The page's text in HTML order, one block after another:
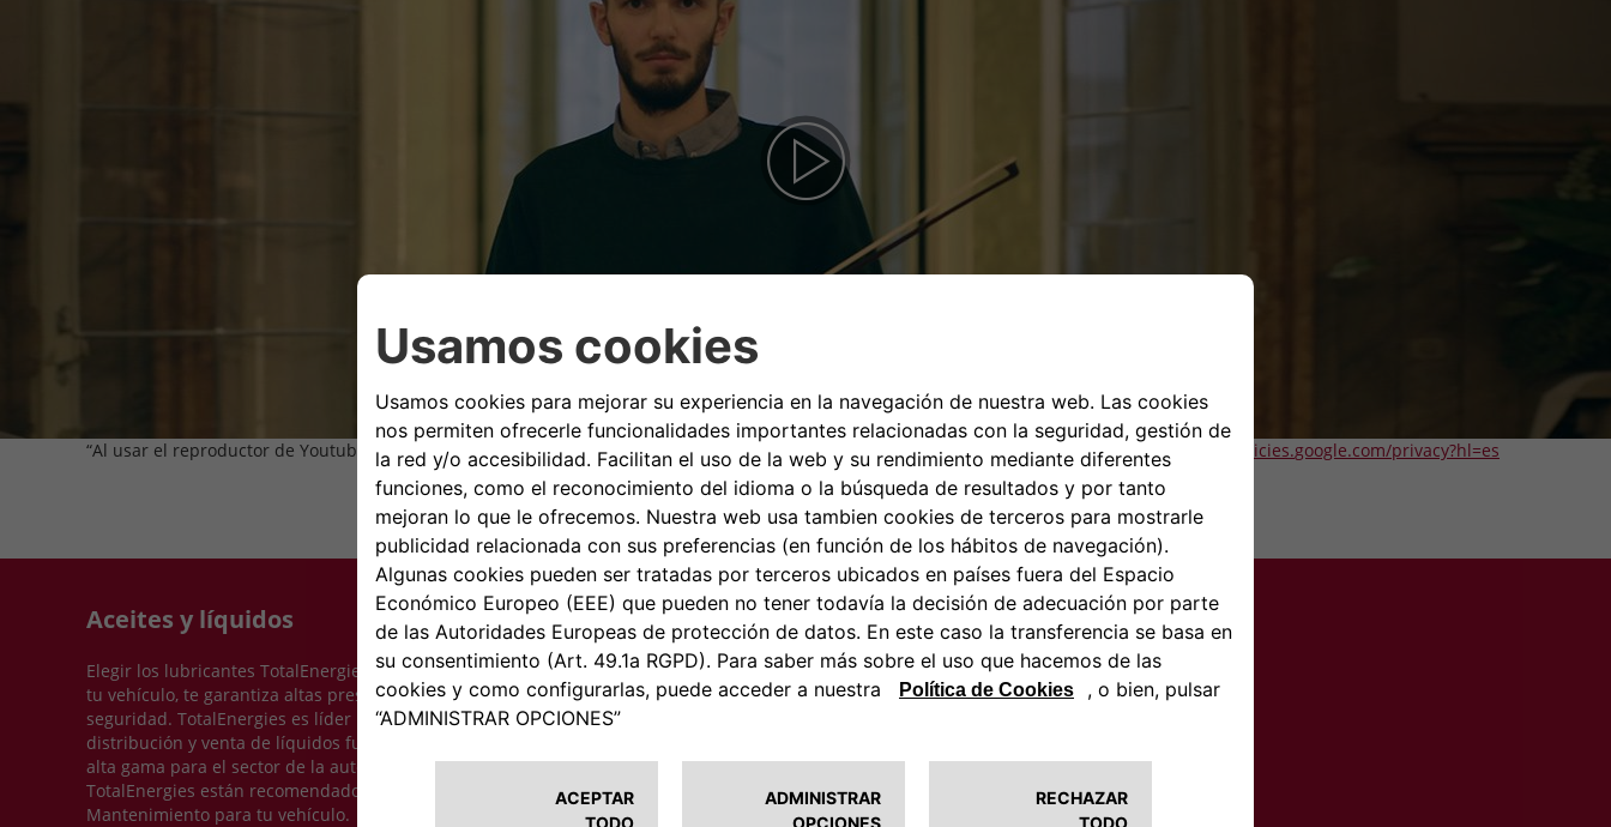
“Al usar el reproductor de Youtube, usted, como usuario de este sitio web, está sujeto a losTérminos de uso adicionales de Youtube”- https://policies.google.com/privacy?hl=es
Aceites y líquidos
Elegir los lubricantes TotalEnergies, fabricados exclusivamente para
tu vehículo, te garantiza altas prestaciones, bajo consumo y
seguridad. TotalEnergies es líder mundial en producción,
distribución y venta de líquidos funcionales y anticongelantes de
alta gama para el sector de la automoción. Los líquidos originales
TotalEnergies están recomendados en el Manual de Uso y
Mantenimiento para tu vehículo.